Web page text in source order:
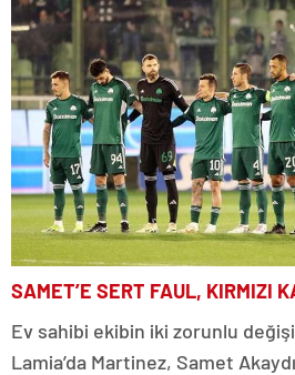
SAMET’E SERT FAUL, KIRMIZI
Ev sahibi ekibin iki zorunlu
Lamia’da Martinez, Samet